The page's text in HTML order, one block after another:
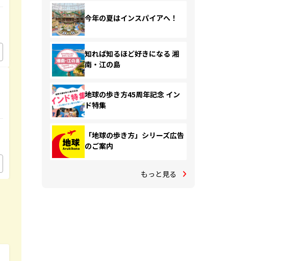
今年の夏はインスパイアへ！
知れば知るほど好きになる 湘
南・江の島
地球の歩き方45周年記念 イン
ド特集
「地球の歩き方」シリーズ広告
のご案内
もっと見る